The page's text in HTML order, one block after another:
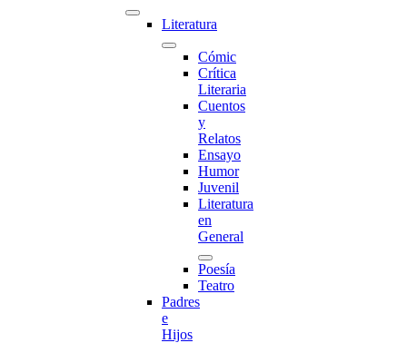
Literatura
Cómic
Crítica
Literaria
Cuentos
y
Relatos
Ensayo
Humor
Juvenil
Literatura
en
General
Poesía
Teatro
Padres
e
Hijos